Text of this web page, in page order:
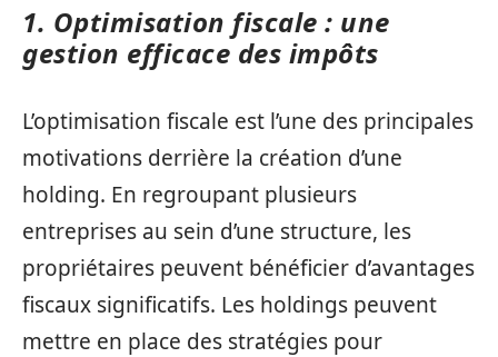
1. Optimisation fiscale : une
gestion efficace des impôts
L’optimisation fiscale est l’une des principales
motivations derrière la création d’une
holding. En regroupant plusieurs
entreprises au sein d’une structure, les
propriétaires peuvent bénéficier d’avantages
fiscaux significatifs. Les holdings peuvent
mettre en place des stratégies pour